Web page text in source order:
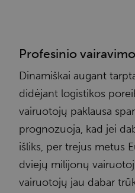
Profesinio
Dinamiškai augant
didėjant logistikos
vairuotojų paklausa
prognozuoja, kad jei
išliks, per trejus metus
dviejų milijonų
vairuotojų jau dabar